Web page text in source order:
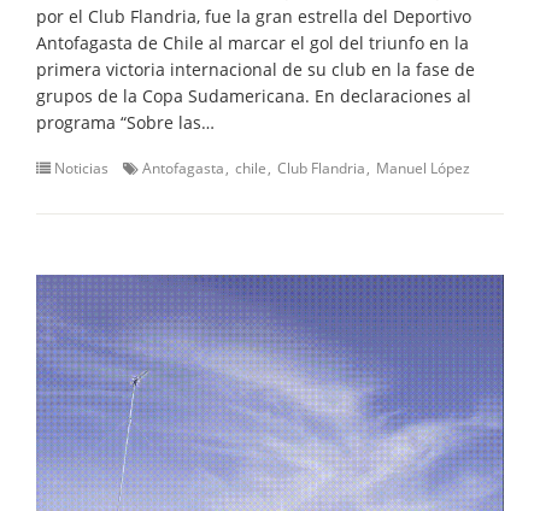
por el Club Flandria, fue la gran estrella del Deportivo
Antofagasta de Chile al marcar el gol del triunfo en la
primera victoria internacional de su club en la fase de
grupos de la Copa Sudamericana. En declaraciones al
programa “Sobre las…
Noticias Antofagasta chile Club Flandria Manuel López